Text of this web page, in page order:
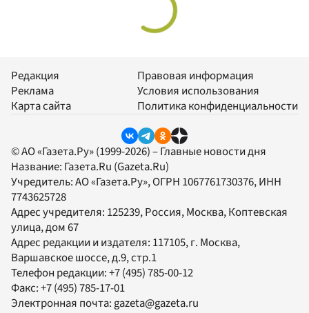
Редакция
Реклама
Карта сайта
Правовая информация
Условия использования
Политика конфиденциальности
© АО «Газета.Ру» (1999-2026) – Главные новости дня
Название: Газета.Ru (Gazeta.Ru)
Учредитель:АО «Газета.Ру», ОГРН 1067761730376, ИНН
7743625728
Адрес учредителя: 125239, Россия, Москва, Коптевская
улица, дом 67
Адрес редакции и издателя: 117105, г. Москва,
Варшавское шоссе, д.9, стр.1
Телефон редакции:+7 (495) 785-00-12
Факс:+7 (495) 785-17-01
Электронная почта:gazeta@gazeta.ru